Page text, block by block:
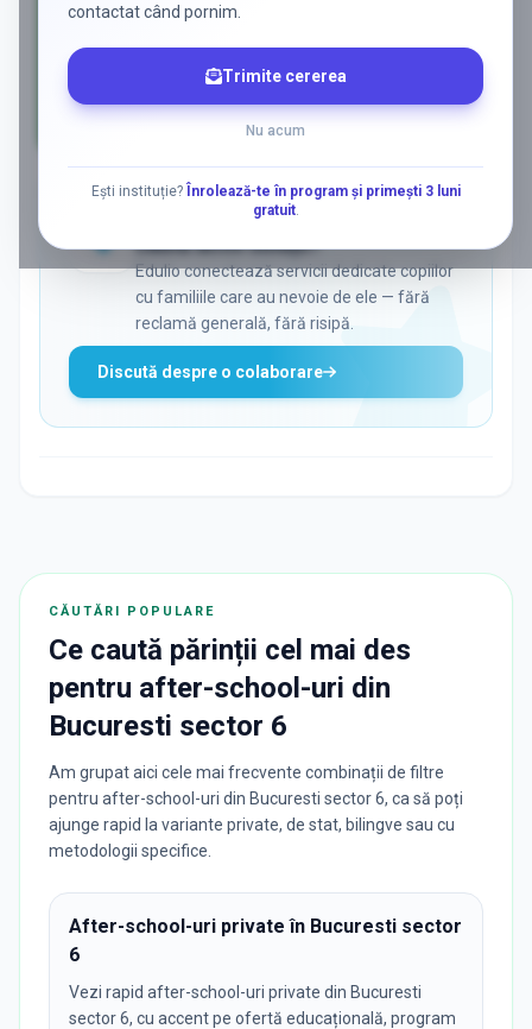
contactat când pornim.
Trimite cererea
Nu acum
Ești instituție?
Înrolează-te în program și primești 3 luni
gratuit.
Vrei să ajungi la părinții care
caută activ soluții?
Edulio conectează servicii dedicate copiilor
cu familiile care au nevoie de ele — fără
reclamă generală, fără risipă.
Discută despre o colaborare
CĂUTĂRI POPULARE
Ce caută părinții cel mai des
pentru after-school-uri din
Bucuresti sector 6
Am grupat aici cele mai frecvente combinații de filtre
pentru after-school-uri din Bucuresti sector 6, ca să poți
ajunge rapid la variante private, de stat, bilingve sau cu
metodologii specifice.
After-school-uri private în Bucuresti sector
6
Vezi rapid after-school-uri private din Bucuresti
sector 6, cu accent pe ofertă educațională, program